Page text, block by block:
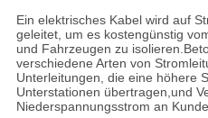
Ein elektrisches Kabel wird auf
geleitet, um es kostengünstig
und Fahrzeugen zu
verschiedene Arten von
Unterleitungen, die eine höhere
Unterstationen übertragen,und
Niederspannungsstrom an